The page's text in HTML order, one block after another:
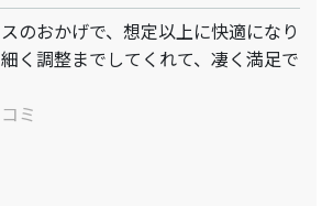
のおかげで、想定以上に快適になり
く調整までしてくれて、凄く満足で
ミ